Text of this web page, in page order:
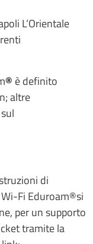
L’Orientale
® è definito
altre
di
Fi Eduroam®si
per un supporto
tramite la